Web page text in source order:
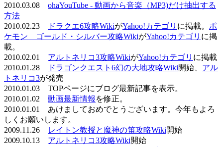
2010.03.08 ohaYouTube - 動画から音楽（MP3)だけ抽出する
方法
2010.02.23
ドラクエ6攻略WikiがYahoo!カテゴリ に掲載。 ポ
ケモン ゴールド・シルバー攻略WikiがYahoo!カテゴリ に掲
載。
2010.02.01 アルトネリコ3攻略WikiがYahoo!カテゴリ に掲載
2010.01.28
ドラゴンクエスト6幻の大地攻略Wiki開始、 アル
トネリコ3が発売
2010.01.03 TOPページにブログ最新記事を表示。
2010.01.02 動画最新情報 を修正。
2010.01.01 あけましておめでとうございます。今年もよろ
しくお願いします。
2009.11.26
レイトン教授と魔神の笛攻略Wiki開始
2009.10.13 アルトネリコ3攻略Wiki開始